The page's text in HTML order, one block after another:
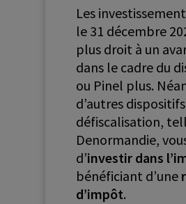
Les
le 31 décembre
plus droit à un
dans le cadre du
ou Pinel plus.
d’autres
défiscalisation,
Denormandie,
d’investir dans
bénéficiant d’une
d’impôt.